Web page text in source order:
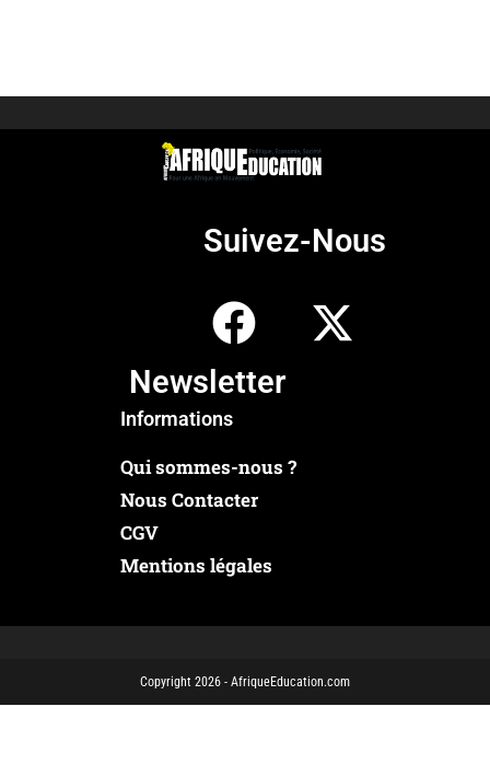
Suivez-Nous
Newsletter
Informations
Qui sommes-nous ?
Nous Contacter
CGV
Mentions légales
Copyright 2026 - AfriqueEducation.com